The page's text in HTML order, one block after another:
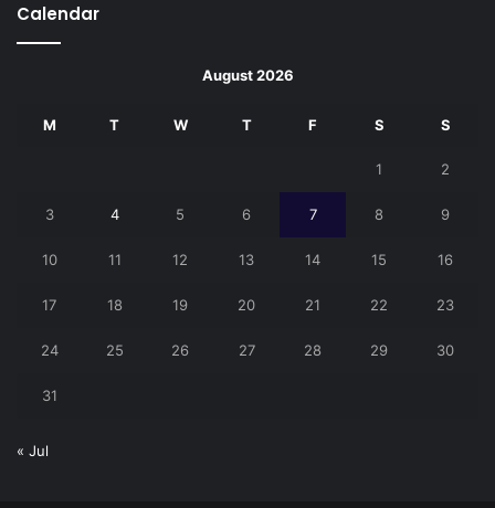
Calendar
August 2026
M T W T F S S
1 2
3 4 5 6 7 8 9
10 11 12 13 14 15 16
17 18 19 20 21 22 23
24 25 26 27 28 29 30
31
« Jul